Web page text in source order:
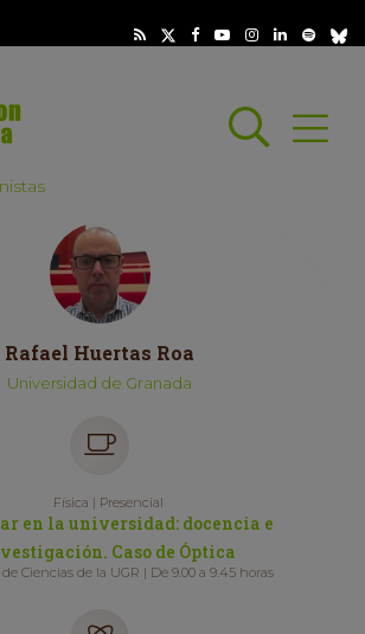
Abrir
Rafael Huertas Roa
Universidad de Granada
Física | Presencial
en la universidad: docencia e
Caso de Óptica
Ciencias de la UGR | De 9.00 a 9.45 horas